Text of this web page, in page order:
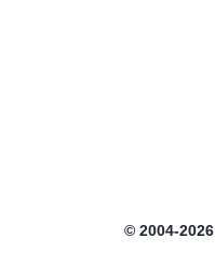
© 2004-2026